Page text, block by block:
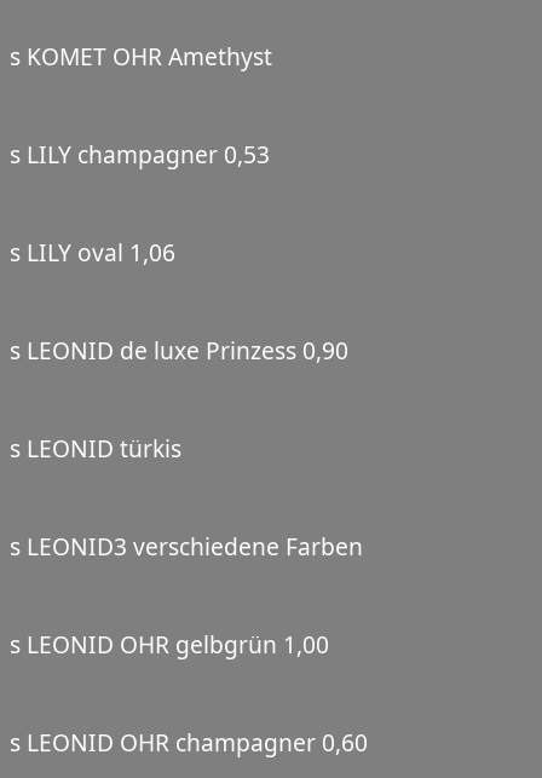
s KOMET OHR Amethyst
s LILY champagner 0,53
s LILY oval 1,06
s LEONID de luxe Prinzess 0,90
s LEONID türkis
s LEONID3 verschiedene Farben
s LEONID OHR gelbgrün 1,00
s LEONID OHR champagner 0,60